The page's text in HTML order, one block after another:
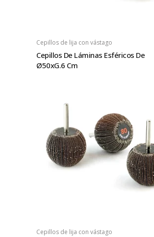
Cepillos de lija con vástago
Cepillos De Láminas Esféricos De
Ø50xG.6 Cm
Cepillos de lija con vástago